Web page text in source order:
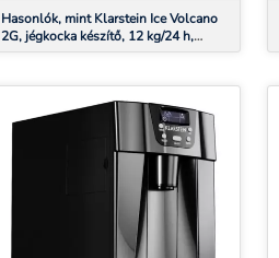
Hasonlók, mint Klarstein Ice Volcano
2G, jégkocka készítő, 12 kg/24 h,
jékockagyártó, LED, fekete